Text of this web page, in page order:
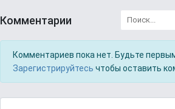
Комментарии
Комментариев пока нет. Будьте
Зарегистрируйтесь чтобы оставить